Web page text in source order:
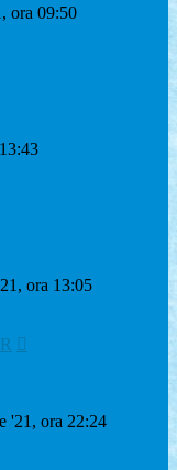
ora 09:50
ora 13:05
'21, ora 22:24